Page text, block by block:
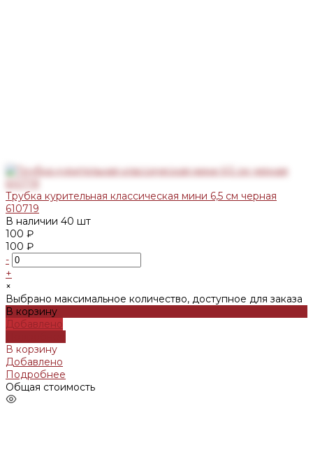
Трубка курительная классическая мини 6,5 см черная
610719
В наличии 40 шт
100 ₽
100 ₽
-
+
×
Выбрано максимальное количество, доступное для заказа
В корзину
Добавлено
В корзину
Добавлено
Подробнее
Общая стоимость